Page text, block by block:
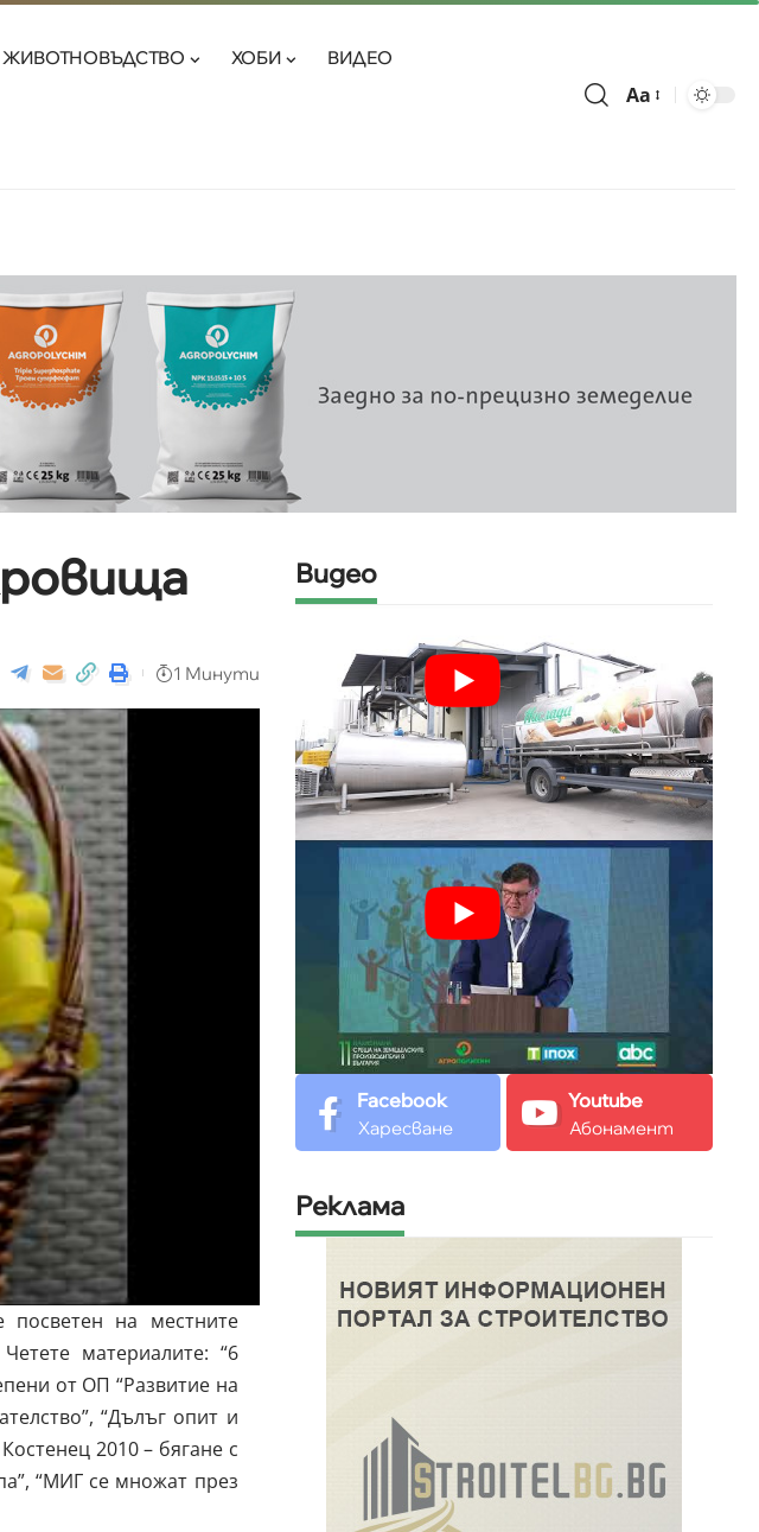
ЖИВОТНОВЪДСТВО ХОБИ ВИДЕО
Aa
1 Минути
посветен на местните
материалите: “6
от ОП “Развитие на
“Дълъг опит и
2010 – бягане с
“МИГ се множат през
Видео
Facebook
Харесване
Youtube
Абонамент
Реклама